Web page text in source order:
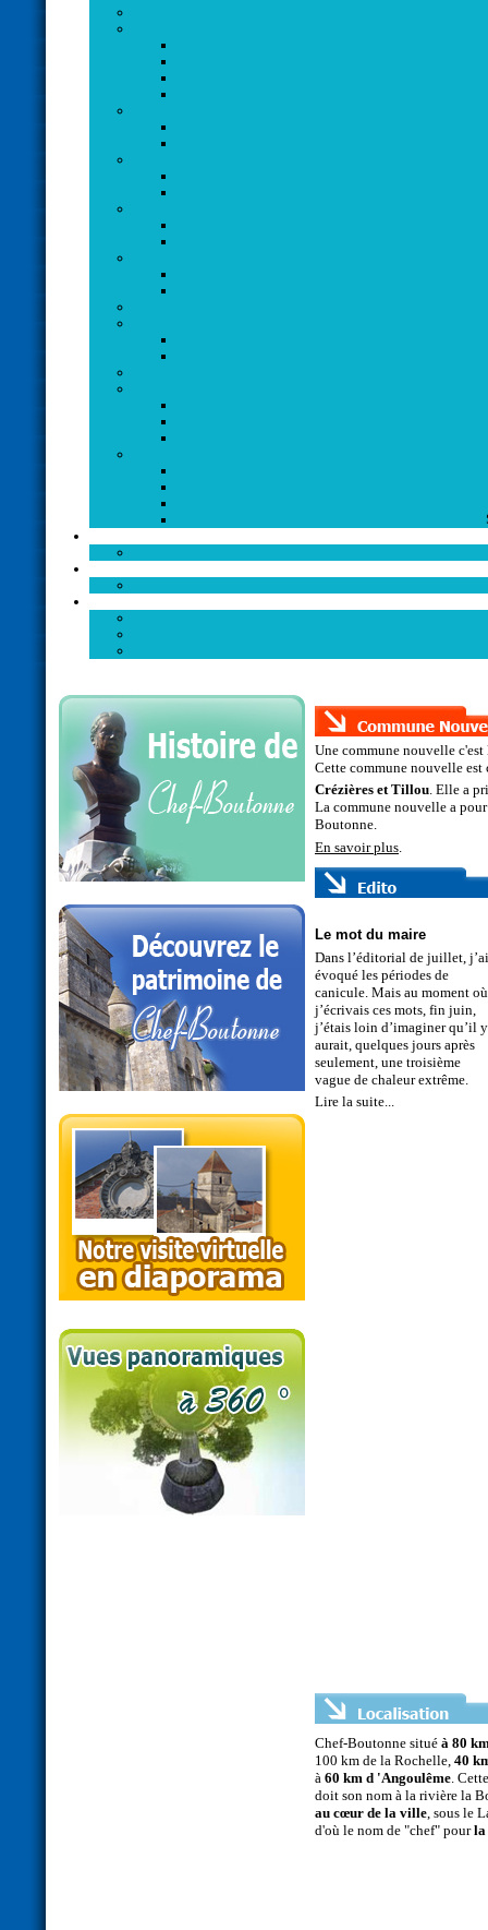
Une commune nouvelle
Cette commune nouvelle
Crézières et Tillou. Elle a
La commune nouvelle a
Boutonne.
En savoir plus.
Le mot du maire
Dans l’éditorial de juillet, j’ai
évoqué les périodes de
canicule. Mais au moment où
j’écrivais ces mots, fin juin,
j’étais loin d’imaginer qu’il y
aurait, quelques jours après
seulement, une troisième
vague de chaleur extrême.
Lire la suite...
Chef-Boutonne situé à 80
100 km de la Rochelle, 40
à 60 km d 'Angoulême.
doit son nom à la rivière la
au cœur de la ville, sous le
d'où le nom de "chef" pourla